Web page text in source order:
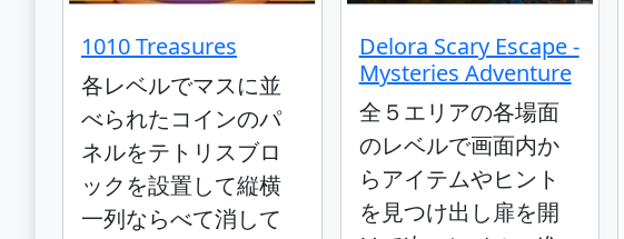
1010 Treasures
各レベルでマスに並
べられたコインのパ
ネルをテトリスブロ
ックを設置して縦横
一列ならべて消して
Delora Scary Escape -
Mysteries Adventure
全５エリアの各場面
のレベルで画面内か
らアイテムやヒント
を見つけ出し扉を開